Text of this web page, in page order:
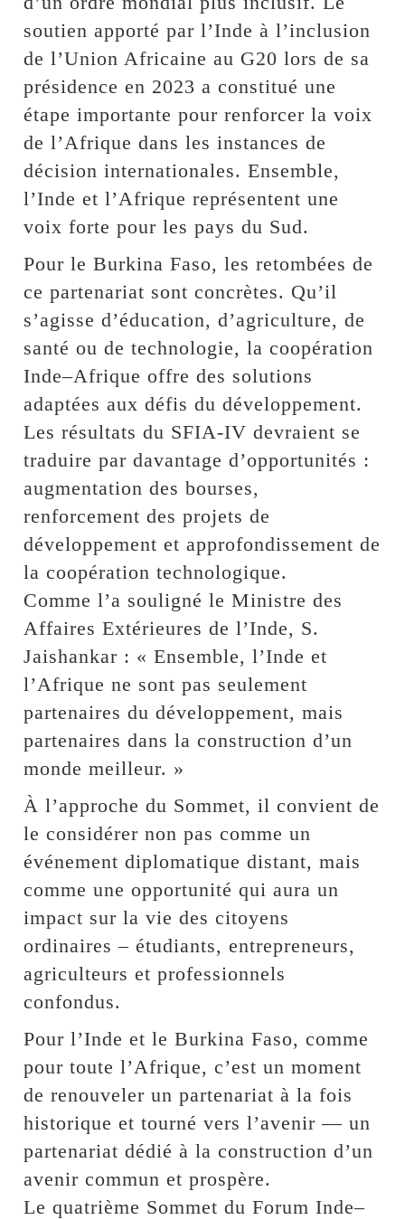
soutien apporté par l’Inde à l’inclusion
de l’Union Africaine au G20 lors de sa
présidence en 2023 a constitué une
étape importante pour renforcer la voix
de l’Afrique dans les instances de
décision internationales. Ensemble,
l’Inde et l’Afrique représentent une
voix forte pour les pays du Sud.
Pour le Burkina Faso, les retombées de
ce partenariat sont concrètes. Qu’il
s’agisse d’éducation, d’agriculture, de
santé ou de technologie, la coopération
Inde–Afrique offre des solutions
adaptées aux défis du développement.
Les résultats du SFIA-IV devraient se
traduire par davantage d’opportunités :
augmentation des bourses,
renforcement des projets de
développement et approfondissement de
la coopération technologique.
Comme l’a souligné le Ministre des
Affaires Extérieures de l’Inde, S.
Jaishankar : « Ensemble, l’Inde et
l’Afrique ne sont pas seulement
partenaires du développement, mais
partenaires dans la construction d’un
monde meilleur. »
À l’approche du Sommet, il convient de
le considérer non pas comme un
événement diplomatique distant, mais
comme une opportunité qui aura un
impact sur la vie des citoyens
ordinaires – étudiants, entrepreneurs,
agriculteurs et professionnels
confondus.
Pour l’Inde et le Burkina Faso, comme
pour toute l’Afrique, c’est un moment
de renouveler un partenariat à la fois
historique et tourné vers l’avenir — un
partenariat dédié à la construction d’un
avenir commun et prospère.
Le quatrième Sommet du Forum Inde–